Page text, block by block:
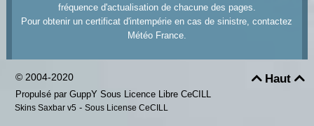
fréquence d'actualisation de chacune des pages.
Pour obtenir un certificat d'intempérie en cas de sinistre, contactez
Météo France.
Haut
© 2004-2020
Propulsé par GuppY Sous Licence Libre CeCILL
Skins Saxbar v5 - Sous License CeCILL